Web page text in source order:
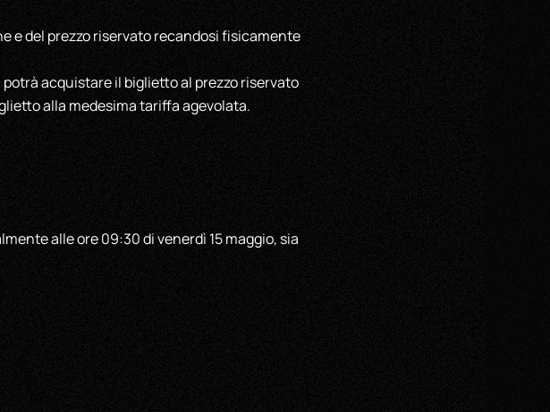
e del prezzo riservato recandosi fisicamente
acquistare il biglietto al prezzo riservato
alla medesima tariffa agevolata.
alle ore 09:30 di venerdì 15 maggio, sia